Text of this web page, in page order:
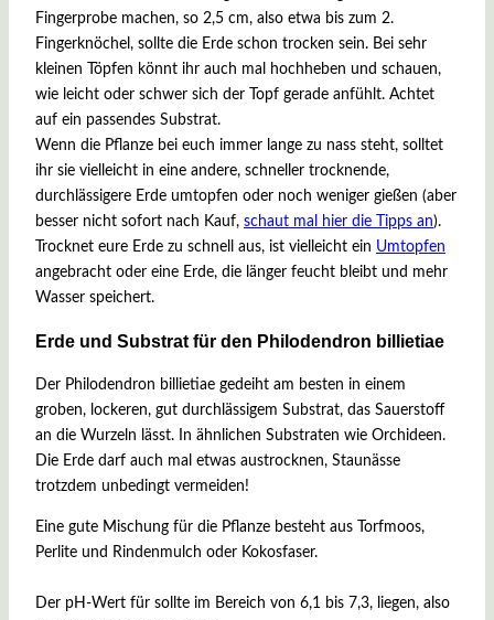
Fingerprobe machen, so 2,5 cm, also etwa bis zum 2.
Fingerknöchel, sollte die Erde schon trocken sein. Bei sehr
kleinen Töpfen könnt ihr auch mal hochheben und schauen,
wie leicht oder schwer sich der Topf gerade anfühlt. Achtet
auf ein passendes Substrat.
Wenn die Pflanze bei euch immer lange zu nass steht, solltet
ihr sie vielleicht in eine andere, schneller trocknende,
durchlässigere Erde umtopfen oder noch weniger gießen (aber
besser nicht sofort nach Kauf, schaut mal hier die Tipps an).
Trocknet eure Erde zu schnell aus, ist vielleicht ein Umtopfen
angebracht oder eine Erde, die länger feucht bleibt und mehr
Wasser speichert.
Erde und Substrat für den Philodendron billietiae
Der Philodendron billietiae gedeiht am besten in einem
groben, lockeren, gut durchlässigem Substrat, das Sauerstoff
an die Wurzeln lässt. In ähnlichen Substraten wie Orchideen.
Die Erde darf auch mal etwas austrocknen, Staunässe
trotzdem unbedingt vermeiden!
Eine gute Mischung für die Pflanze besteht aus Torfmoos,
Perlite und Rindenmulch oder Kokosfaser.
Der pH-Wert für sollte im Bereich von 6,1 bis 7,3, liegen, also